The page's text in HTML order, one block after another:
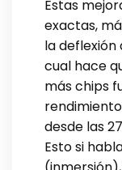
Estas
exactas,
la deflexión
cual hace
más chips
desde las
Esto si